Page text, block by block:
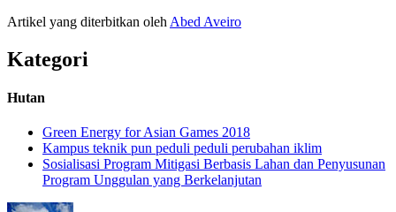
Artikel yang diterbitkan oleh Abed Aveiro
Kategori
Hutan
Green Energy for Asian Games 2018
Kampus teknik pun peduli peduli perubahan iklim
Sosialisasi Program Mitigasi Berbasis Lahan dan Penyusunan
Program Unggulan yang Berkelanjutan